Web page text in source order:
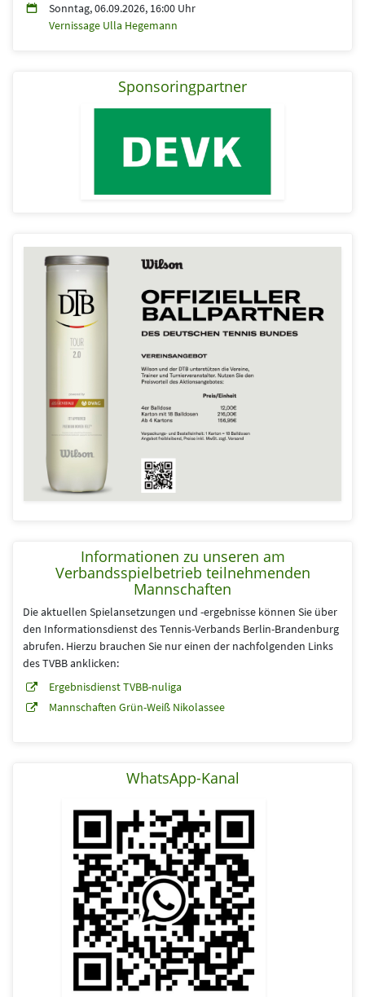
Sonntag, 06.09.2026, 16:00 Uhr
Vernissage Ulla Hegemann
Sponsoringpartner
Informationen zu unseren am
Verbandsspielbetrieb teilnehmenden
Mannschaften
Die aktuellen Spielansetzungen und -ergebnisse können Sie über
den Informationsdienst des Tennis-Verbands Berlin-Brandenburg
abrufen. Hierzu brauchen Sie nur einen der nachfolgenden Links
des TVBB anklicken:
Ergebnisdienst TVBB-nuliga
Mannschaften Grün-Weiß Nikolassee
WhatsApp-Kanal